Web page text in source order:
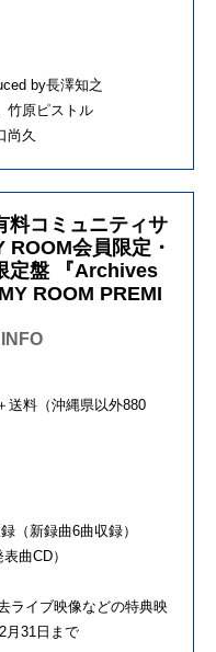
by長澤知之
竹原ピストル
尚久
料コミュニティサ
ROOM会員限定・
定盤 『Archives
ROOM PREMI
料（沖縄県以外880
（新録曲6曲収録）
曲CD）
ライブ映像などの特典映
月31日まで